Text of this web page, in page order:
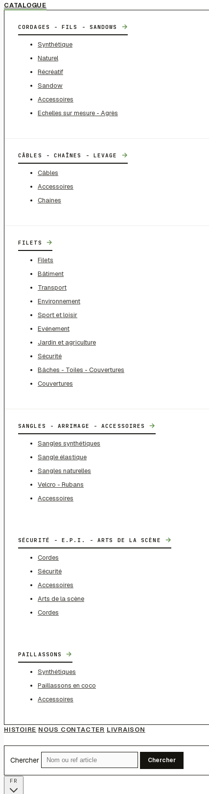
CATALOGUE
CORDAGES - FILS - SANDOWS →
Synthétique
Naturel
Récréatif
Sandow
Accessoires
Echelles sur mesure - Agrès
CÂBLES - CHAÎNES - LEVAGE →
Câbles
Accessoires
Chaines
FILETS →
Filets
Bâtiment
Transport
Environnement
Sport et loisir
Evénement
Jardin et agriculture
Sécurité
Bâches - Toiles - Couvertures
Couvertures
SANGLES - ARRIMAGE - ACCESSOIRES →
Sangles synthétiques
Sangle élastique
Sangles naturelles
Velcro - Rubans
Accessoires
SÉCURITÉ - E.P.I. - ARTS DE LA SCÈNE →
Cordes
Sécurité
Accessoires
Arts de la scène
Cordes
PAILLASSONS →
Synthétiques
Paillassons en coco
Accessoires
HISTOIRE NOUS CONTACTER LIVRAISON
Chercher Chercher